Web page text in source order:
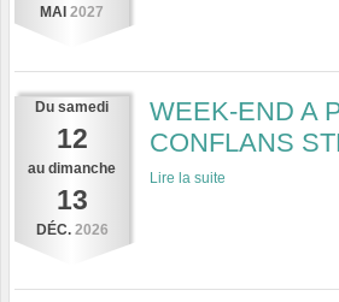
MAI 2027
Du samedi
12
au dimanche
13
DÉC. 2026
WEEK-END A
CONFLANS
Lire la suite